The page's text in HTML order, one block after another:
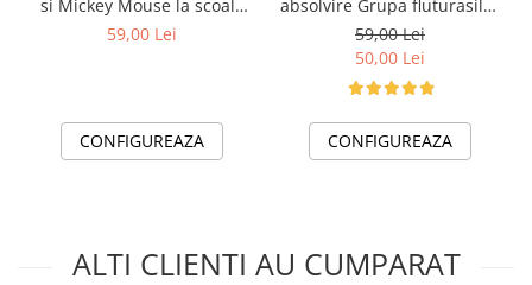
si Mickey Mouse la scoala
din bumbac ABS1116
59,00 Lei
CONFIGUREAZA
absolvire Grupa fluturasilor
cu text sau poze ABS1021
59,00 Lei
50,00 Lei
CONFIGUREAZA
ALTI CLIENTI AU CUMPARAT